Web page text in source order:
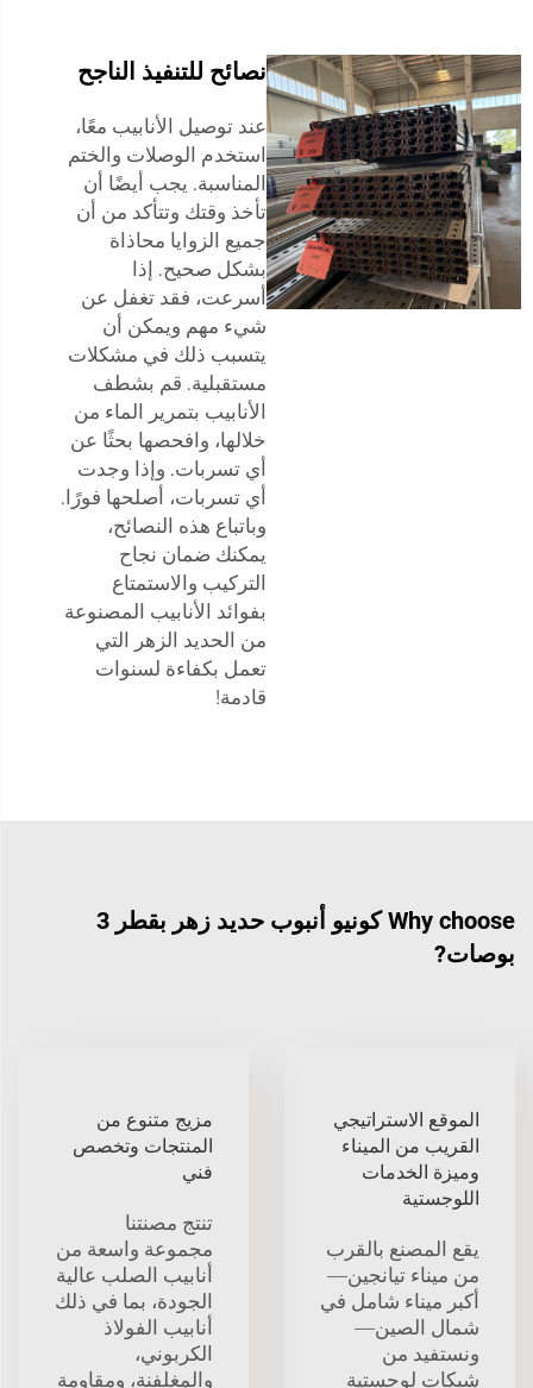
نصائح للتنفيذ الناجح
عند توصيل الأنابيب معًا،
استخدم الوصلات والختم
المناسبة. يجب أيضًا أن
تأخذ وقتك وتتأكد من أن
جميع الزوايا محاذاة
بشكل صحيح. إذا
أسرعت، فقد تغفل عن
شيء مهم ويمكن أن
يتسبب ذلك في مشكلات
مستقبلية. قم بشطف
الأنابيب بتمرير الماء من
خلالها، وافحصها بحثًا عن
أي تسربات. وإذا وجدت
أي تسربات، أصلحها فورًا.
وباتباع هذه النصائح،
يمكنك ضمان نجاح
التركيب والاستمتاع
بفوائد الأنابيب المصنوعة
من الحديد الزهر التي
تعمل بكفاءة لسنوات
قادمة!
Why choose كونيو أنبوب حديد زهر بقطر 3
بوصات?
الموقع الاستراتيجي
القريب من الميناء
وميزة الخدمات
اللوجستية
يقع المصنع بالقرب
من ميناء تيانجين—
أكبر ميناء شامل في
شمال الصين—
ونستفيد من
شبكات لوجستية
مزيج متنوع من
المنتجات وتخصص
فني
تنتج مصنتنا
مجموعة واسعة من
أنابيب الصلب عالية
الجودة، بما في ذلك
أنابيب الفولاذ
الكربوني،
والمغلفنة، ومقاومة